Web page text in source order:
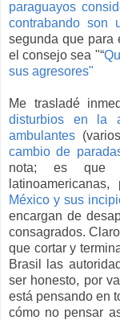
paraguayos
contrabando son
segunda que para
el consejo sea "“
sus agresores"
Me trasladé
disturbios en la
ambulantes
cambio de
nota; es que
México y sus
encargan de
consagrados.
que cortar y
Brasil las
ser honesto, por
está pensando en
cómo no pensar